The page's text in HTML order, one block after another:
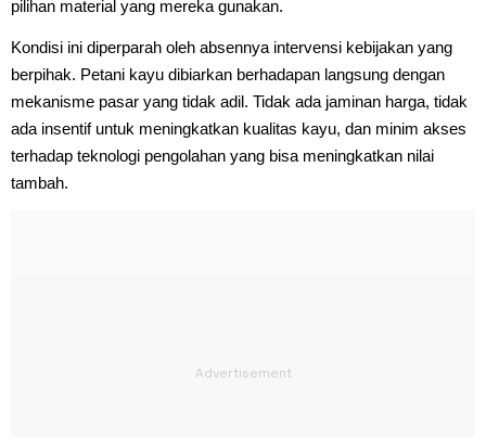
pilihan material yang mereka gunakan.
Kondisi ini diperparah oleh absennya intervensi kebijakan yang
berpihak. Petani kayu dibiarkan berhadapan langsung dengan
mekanisme pasar yang tidak adil. Tidak ada jaminan harga, tidak
ada insentif untuk meningkatkan kualitas kayu, dan minim akses
terhadap teknologi pengolahan yang bisa meningkatkan nilai
tambah.